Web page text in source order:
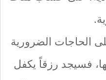
الحاجات الضرورية
فسيجد رزقاً يكفل